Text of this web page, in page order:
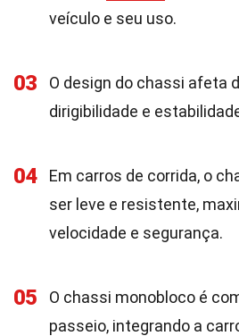
veículo e seu uso.
03
O design do chassi afeta
dirigibilidade e
04
Em carros de corrida, o
ser leve e resistente,
velocidade e segurança.
05
O chassi monobloco é
passeio, integrando a